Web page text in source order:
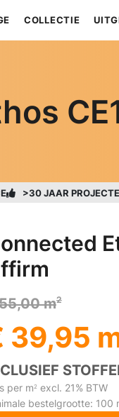
COLLECTIE
>30 JAAR
m2
39,95
per m2 excl. 21% BTW
bestelgrootte: 100